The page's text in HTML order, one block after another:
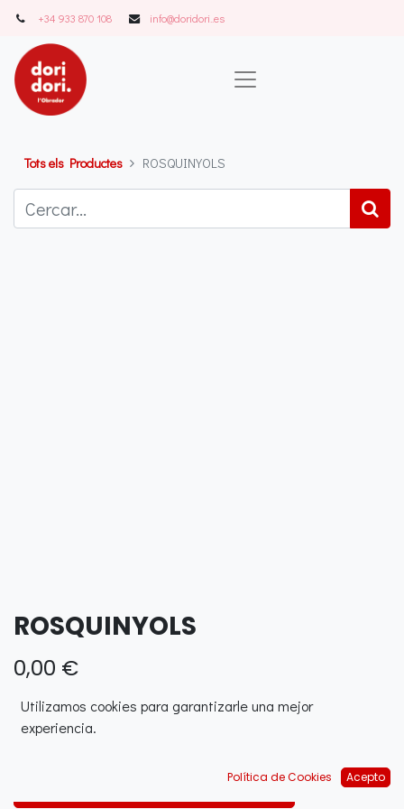
+34 933 870 108 info@doridori..es
Tots els Productes ROSQUINYOLS
ROSQUINYOLS
0,00 €
Afegir a la cistella
Utilizamos cookies para garantizarle una mejor
experiencia.
Política de Cookies Acepto